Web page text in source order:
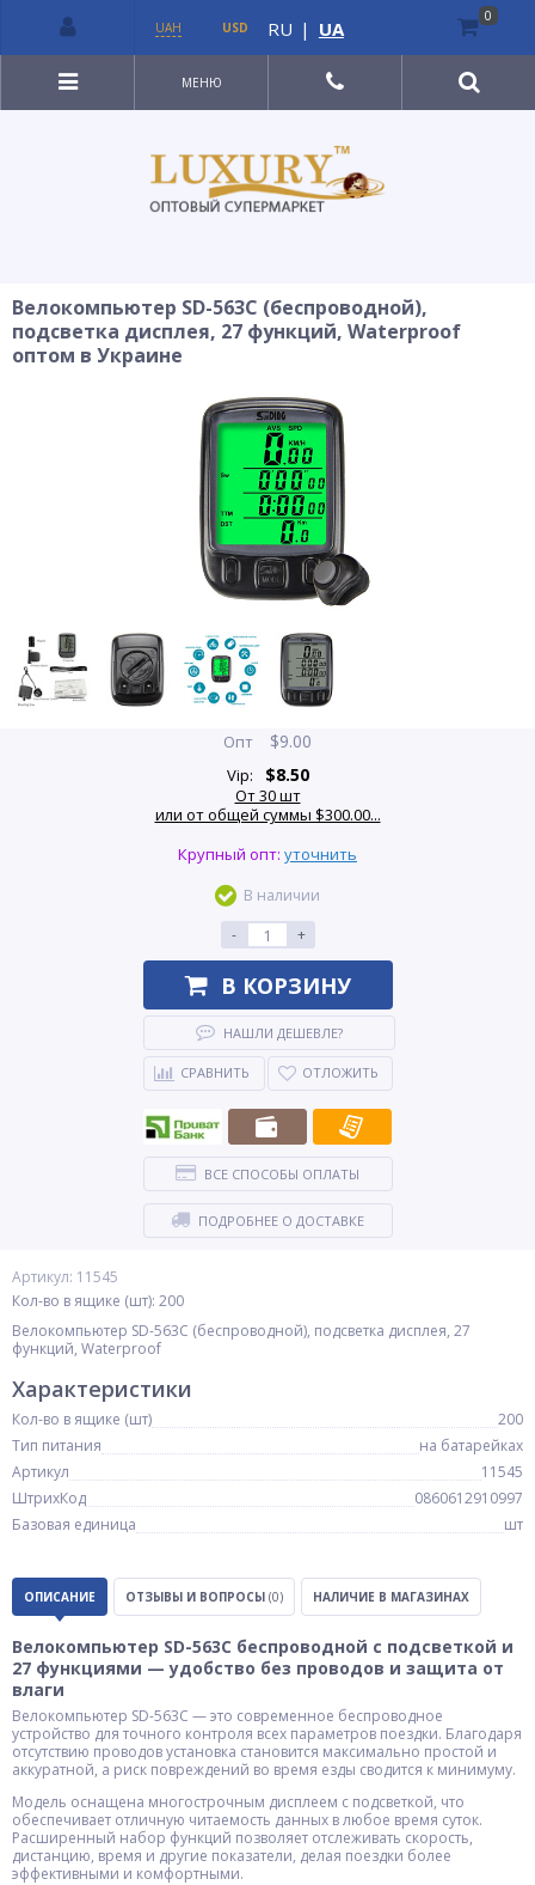
МЕНЮ
Велокомпьютер SD-563C (беспроводной),
подсветка дисплея, 27 функций, Waterproof
оптом в Украине
Артикул: 11545
Кол-во в ящике (шт): 200
Велокомпьютер SD-563C (беспроводной), подсветка дисплея, 27
функций, Waterproof
Опт $9.00
Vip: $8.50
От 30 шт
или от общей суммы $300.00...
Крупный опт: уточнить
В наличии
-
+
В КОРЗИНУ
НАШЛИ ДЕШЕВЛЕ?
СРАВНИТЬ ОТЛОЖИТЬ
ВСЕ СПОСОБЫ ОПЛАТЫ
ПОДРОБНЕЕ О ДОСТАВКЕ
Характеристики
Кол-во в ящике (шт)
200
Тип питания
на батарейках
Артикул
11545
ШтрихКод
0860612910997
Базовая единица
шт
ОПИСАНИЕ ОТЗЫВЫ И ВОПРОСЫ (0) НАЛИЧИЕ В МАГАЗИНАХ
Велокомпьютер SD-563C беспроводной с подсветкой и
27 функциями — удобство без проводов и защита от
влаги
Велокомпьютер SD-563C — это современное беспроводное
устройство для точного контроля всех параметров поездки. Благодаря
отсутствию проводов установка становится максимально простой и
аккуратной, а риск повреждений во время езды сводится к минимуму.
Модель оснащена многострочным дисплеем с подсветкой, что
обеспечивает отличную читаемость данных в любое время суток.
Расширенный набор функций позволяет отслеживать скорость,
дистанцию, время и другие показатели, делая поездки более
эффективными и комфортными.
UAH USD RU | UA
0